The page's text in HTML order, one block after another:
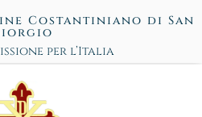
Costantiniano di San
per l’Italia